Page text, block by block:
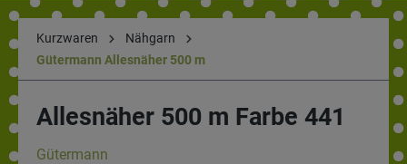
Kurzwaren
Nähgarn
Gütermann Allesnäher 500 m
Allesnäher 500 m Farbe 441
Gütermann